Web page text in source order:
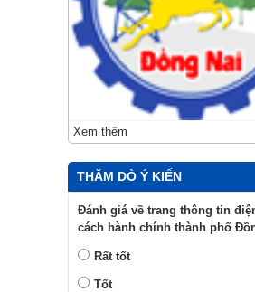
Xem thêm
THĂM DÒ Ý KIẾN
Đánh giá về trang thông tin
cách hành chính thành phố
Rất tốt
Tốt